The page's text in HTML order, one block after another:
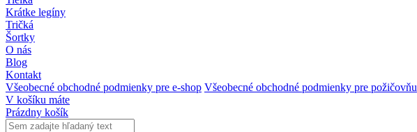
Krátke legíny
Tričká
Šortky
O nás
Blog
Kontakt
Všeobecné obchodné podmienky pre e-shop Všeobecné obchodné podmienky pre požičovňu
V košíku máte
Prázdny košík